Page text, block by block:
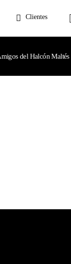
Clientes
del Halcón Maltés